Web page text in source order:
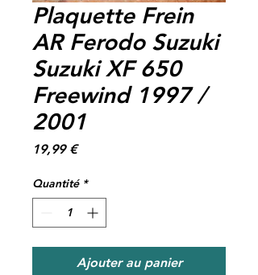
Plaquette Frein
AR Ferodo Suzuki
Suzuki XF 650
Freewind 1997 /
2001
19,99 €Prix
Quantité *
Ajouter au panier